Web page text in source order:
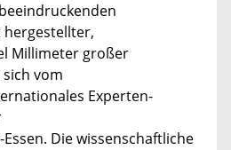
hergestellter,
Millimeter großer
vom
Experten-
Die wissenschaftliche